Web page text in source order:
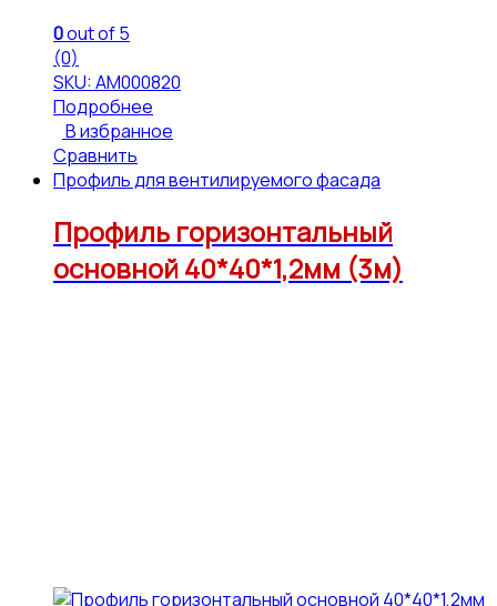
0out of 5
(0)
SKU: АМ000820
Подробнее
В избранное
Сравнить
Профиль для вентилируемого фасада
Профиль горизонтальный
основной 40*40*1,2мм (3м)